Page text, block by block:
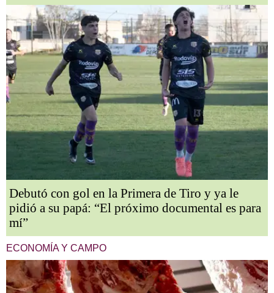
Debutó con gol en la Primera de Tiro y ya le
pidió a su papá: “El próximo documental es para
mí”
ECONOMÍA Y CAMPO